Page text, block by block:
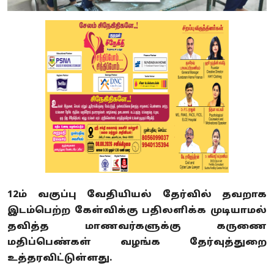
12ம் வகுப்பு வேதியியல் தேர்வில் தவறாக
இடம்பெற்ற கேள்விக்கு பதிலளிக்க முடியாமல்
தவித்த மாணவர்களுக்கு கருணை
மதிப்பெண்கள் வழங்க தேர்வுத்துறை
உத்தரவிட்டுள்ளது.